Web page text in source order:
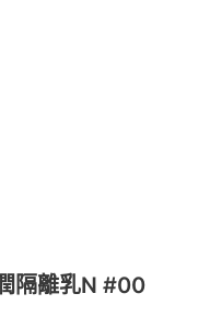
隔離乳N #00